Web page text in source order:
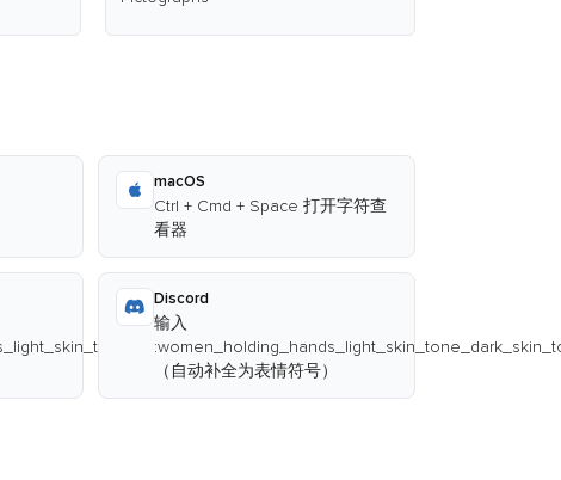
macOS
Ctrl + Cmd + Space 打开字符查
看器
Discord
输入
（自动补全为表情符号）